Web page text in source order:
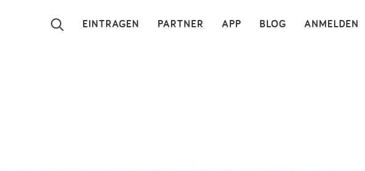
ANMELDEN
BLOG
APP
PARTNER
EINTRAGEN ×